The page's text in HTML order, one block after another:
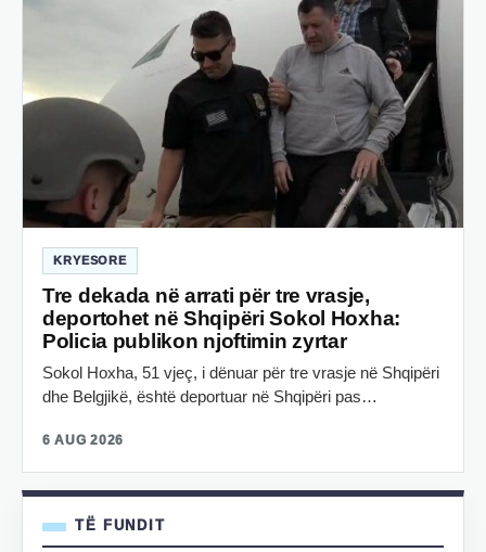
KRYESORE
Tre dekada në arrati për tre vrasje,
deportohet në Shqipëri Sokol Hoxha:
Policia publikon njoftimin zyrtar
Sokol Hoxha, 51 vjeç, i dënuar për tre vrasje në Shqipëri
dhe Belgjikë, është deportuar në Shqipëri pas…
6 AUG 2026
TË FUNDIT